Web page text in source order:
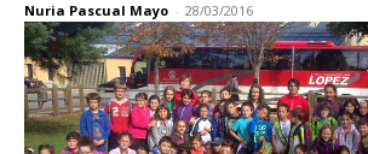
Nuria Pascual Mayo - 28/03/2016